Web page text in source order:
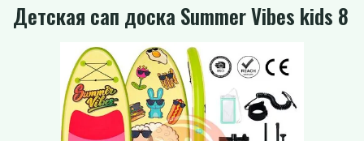
Детская сап доска Summer Vibes kids 8